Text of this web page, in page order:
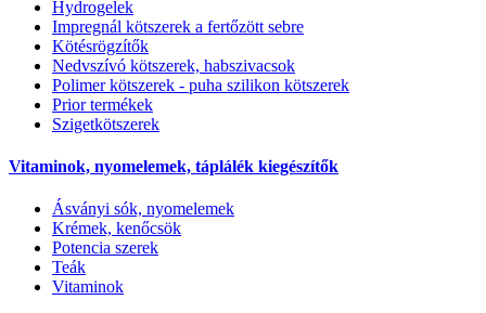
Hydrogelek
Impregnál kötszerek a fertőzött sebre
Kötésrögzítők
Nedvszívó kötszerek, habszivacsok
Polimer kötszerek - puha szilikon kötszerek
Prior termékek
Szigetkötszerek
Vitaminok, nyomelemek, táplálék kiegészítők
Ásványi sók, nyomelemek
Krémek, kenőcsök
Potencia szerek
Teák
Vitaminok